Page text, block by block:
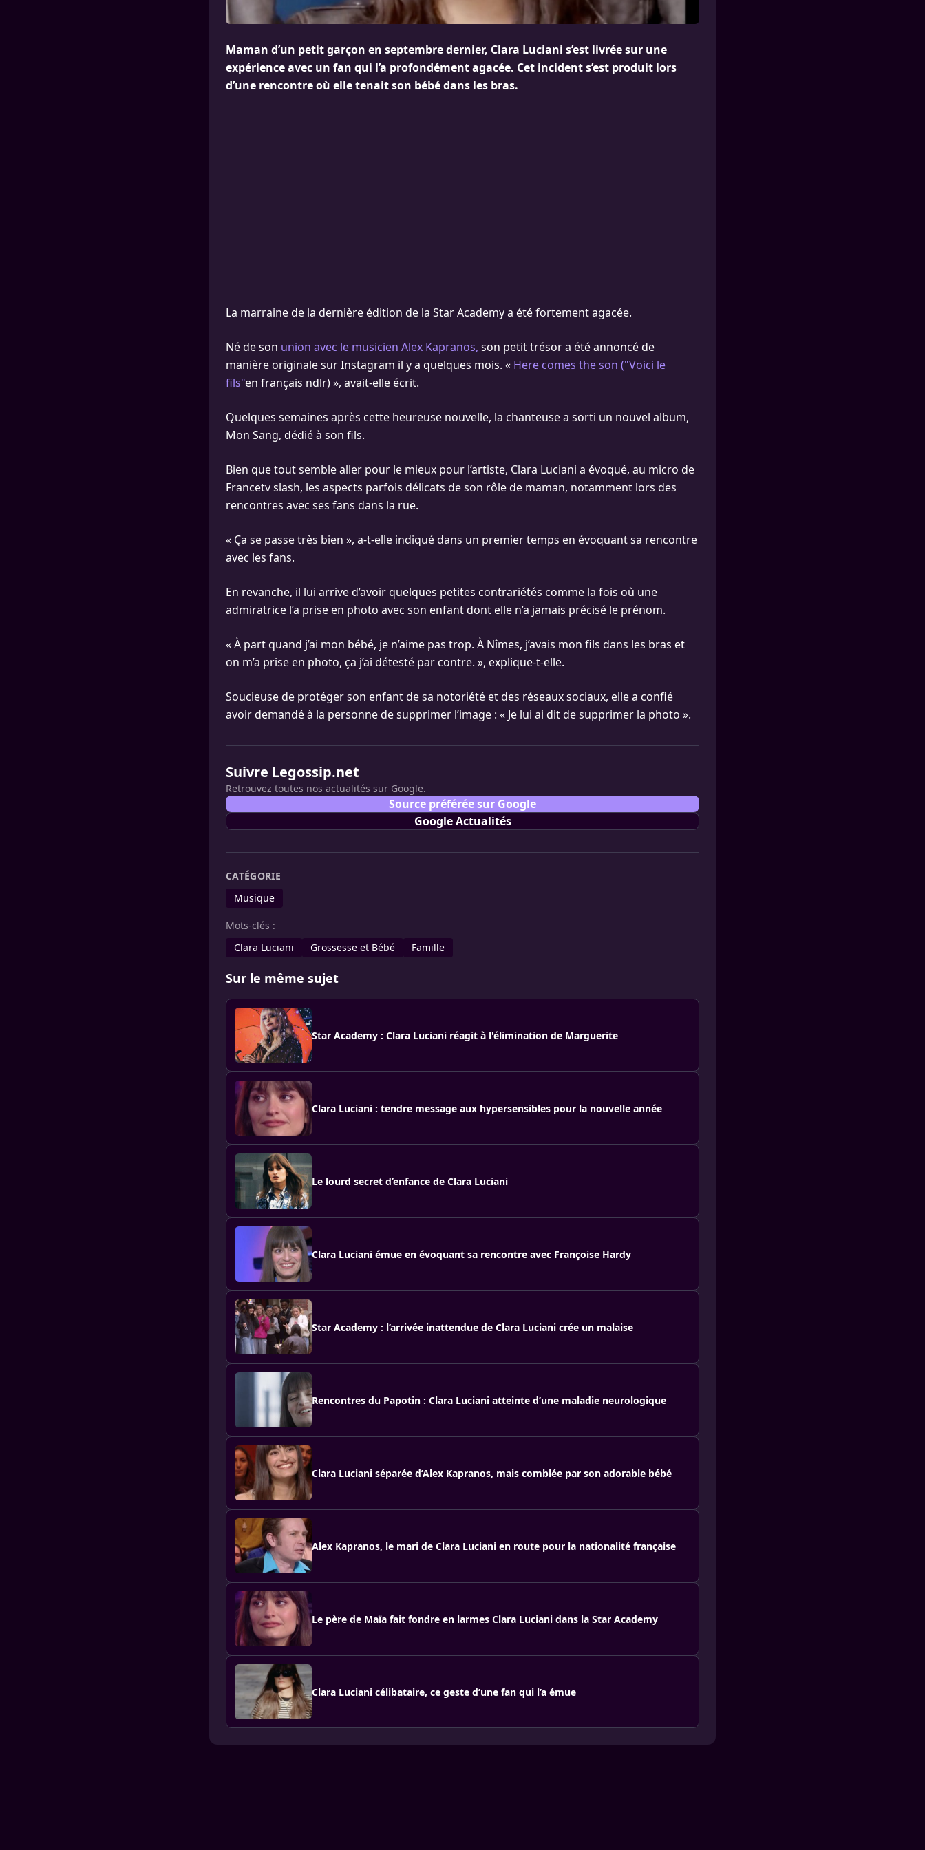
Maman d’un petit garçon en septembre dernier, Clara Luciani s’est livrée sur une
expérience avec un fan qui l’a profondément agacée. Cet incident s’est produit lors
d’une rencontre où elle tenait son bébé dans les bras.
La marraine de la dernière édition de la Star Academy a été fortement agacée.
Né de son union avec le musicien Alex Kapranos, son petit trésor a été annoncé de
manière originale sur Instagram il y a quelques mois. « Here comes the son ("Voici le
fils"en français ndlr) », avait-elle écrit.
Quelques semaines après cette heureuse nouvelle, la chanteuse a sorti un nouvel album,
Mon Sang, dédié à son fils.
Bien que tout semble aller pour le mieux pour l’artiste, Clara Luciani a évoqué, au micro de
Francetv slash, les aspects parfois délicats de son rôle de maman, notamment lors des
rencontres avec ses fans dans la rue.
« Ça se passe très bien », a-t-elle indiqué dans un premier temps en évoquant sa rencontre
avec les fans.
En revanche, il lui arrive d’avoir quelques petites contrariétés comme la fois où une
admiratrice l’a prise en photo avec son enfant dont elle n’a jamais précisé le prénom.
« À part quand j’ai mon bébé, je n’aime pas trop. À Nîmes, j’avais mon fils dans les bras et
on m’a prise en photo, ça j’ai détesté par contre. », explique-t-elle.
Soucieuse de protéger son enfant de sa notoriété et des réseaux sociaux, elle a confié
avoir demandé à la personne de supprimer l’image : « Je lui ai dit de supprimer la photo ».
Suivre Legossip.net
Retrouvez toutes nos actualités sur Google.
Source préférée sur Google
Google Actualités
CATÉGORIE
Musique
Mots-clés :
Clara Luciani
Grossesse et Bébé Famille
Sur le même sujet
Star Academy : Clara Luciani réagit à l'élimination de Marguerite
Clara Luciani : tendre message aux hypersensibles pour la nouvelle année
Le lourd secret d’enfance de Clara Luciani
Clara Luciani émue en évoquant sa rencontre avec Françoise Hardy
Star Academy : l’arrivée inattendue de Clara Luciani crée un malaise
Rencontres du Papotin : Clara Luciani atteinte d’une maladie neurologique
Clara Luciani séparée d’Alex Kapranos, mais comblée par son adorable bébé
Alex Kapranos, le mari de Clara Luciani en route pour la nationalité française
Le père de Maïa fait fondre en larmes Clara Luciani dans la Star Academy
Clara Luciani célibataire, ce geste d’une fan qui l’a émue